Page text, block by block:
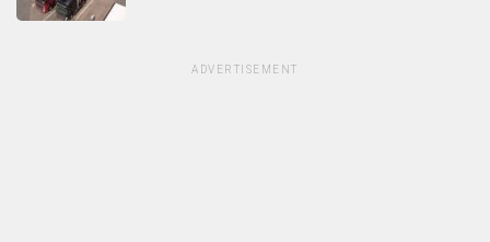
ADVERTISEMENT